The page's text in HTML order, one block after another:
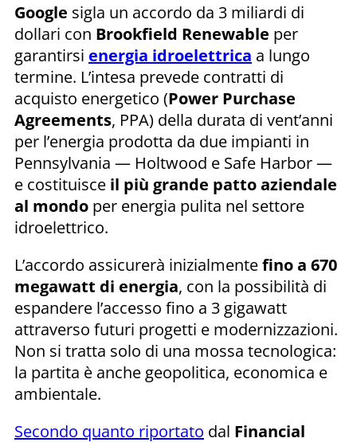
Google sigla un accordo da 3 miliardi di
dollari con Brookfield Renewable per
garantirsi energia idroelettrica a lungo
termine. L’intesa prevede contratti di
acquisto energetico (Power Purchase
Agreements, PPA) della durata di vent’anni
per l’energia prodotta da due impianti in
Pennsylvania — Holtwood e Safe Harbor —
e costituisce il più grande patto aziendale
al mondo per energia pulita nel settore
idroelettrico.
L’accordo assicurerà inizialmentefino a 670
megawatt di energia, con la possibilità di
espandere l’accesso fino a 3 gigawatt
attraverso futuri progetti e modernizzazioni.
Non si tratta solo di una mossa tecnologica:
la partita è anche geopolitica, economica e
ambientale.
Secondo quanto riportato dal Financial